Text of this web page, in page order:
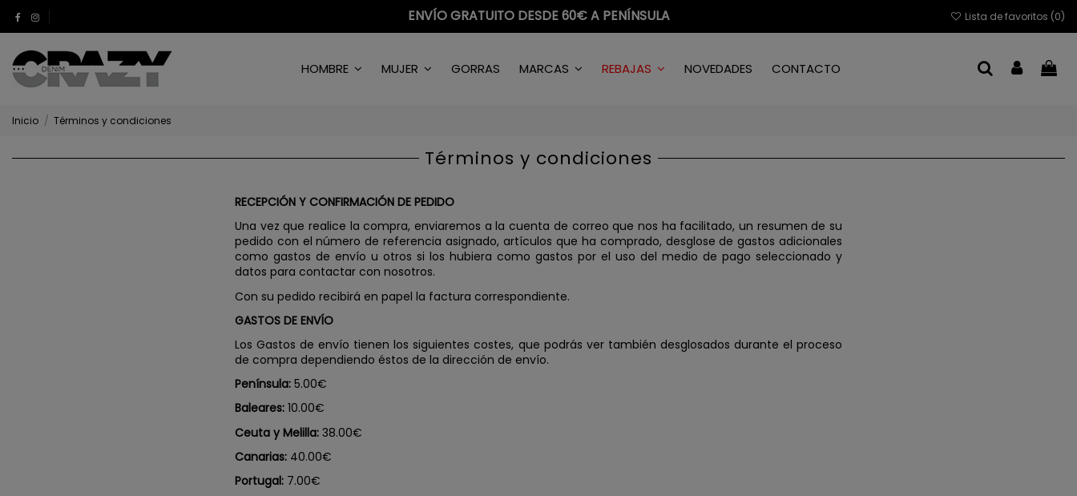
ENVÍO GRATUITO DESDE 60€ A PENÍNSULA Lista de favoritos (0)
HOMBRE MUJER GORRAS MARCAS REBAJAS NOVEDADES CONTACTO
Inicio Términos y condiciones
Términos y condiciones
RECEPCIÓN Y CONFIRMACIÓN DE PEDIDO
Una vez que realice la compra, enviaremos a la cuenta de correo que nos ha facilitado, un resumen de su
pedido con el número de referencia asignado, artículos que ha comprado, desglose de gastos adicionales
como gastos de envío u otros si los hubiera como gastos por el uso del medio de pago seleccionado y
datos para contactar con nosotros.
Con su pedido recibirá en papel la factura correspondiente.
GASTOS DE ENVÍO
Los Gastos de envío tienen los siguientes costes, que podrás ver también desglosados durante el proceso
de compra dependiendo éstos de la dirección de envío.
Península:5.00€
Baleares:10.00€
Ceuta y Melilla:38.00€
Canarias:40.00€
Portugal:7.00€